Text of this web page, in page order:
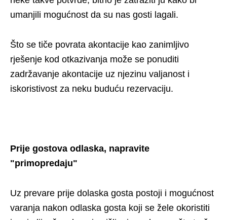
umanjili mogućnost da su nas gosti lagali.
Što se tiče povrata akontacije kao zanimljivo
rješenje kod otkazivanja može se ponuditi
zadržavanje akontacije uz njezinu valjanost i
iskoristivost za neku buduću rezervaciju.
Prije gostova odlaska, napravite
"primopredaju"
Uz prevare prije dolaska gosta postoji i mogućnost
varanja nakon odlaska gosta koji se žele okoristiti